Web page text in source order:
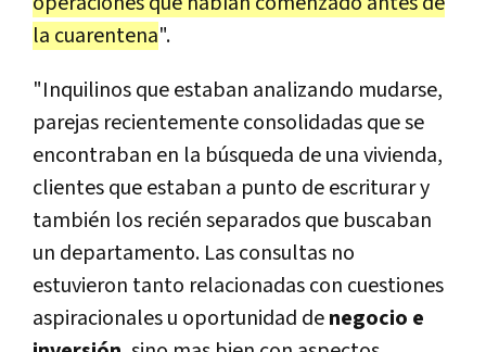
la cuarentena".
"Inquilinos que estaban analizando mudarse,
parejas recientemente consolidadas que se
encontraban en la búsqueda de una vivienda,
clientes que estaban a punto de escriturar y
también los recién separados que buscaban
un departamento. Las consultas no
estuvieron tanto relacionadas con cuestiones
aspiracionales u oportunidad denegocio e